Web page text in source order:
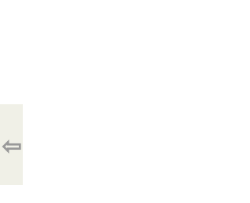
⇦